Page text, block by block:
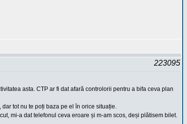
223095
asta. CTP ar fi dat afară controlorii pentru a bifa ceva plan
tot nu te poți baza pe el în orice situație.
mi-a dat telefonul ceva eroare și m-am scos, deși plătisem bilet.